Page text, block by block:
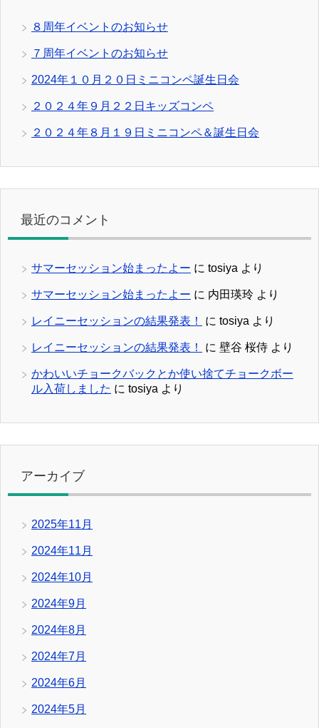
８周年イベントのお知らせ
７周年イベントのお知らせ
2024年１０月２０日ミニコンペ誕生日会
２０２４年９月２２日キッズコンペ
２０２４年８月１９日ミニコンペ＆誕生日会
最近のコメント
サマーセッション始まったよー に tosiya より
サマーセッション始まったよー に 内田瑛玲 より
レイニーセッションの結果発表！ に tosiya より
レイニーセッションの結果発表！ に 壁谷 桜侍 より
かわいいチョークバックとか使い捨てチョークボー
ル入荷しました に tosiya より
アーカイブ
2025年11月
2024年11月
2024年10月
2024年9月
2024年8月
2024年7月
2024年6月
2024年5月